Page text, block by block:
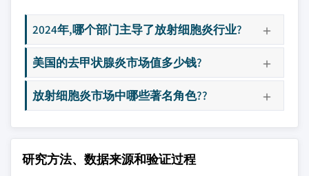
2024年,哪个部门主导了放射细胞炎行业?
美国的去甲状腺炎市场值多少钱?
放射细胞炎市场中哪些著名角色??
研究方法、数据来源和验证过程